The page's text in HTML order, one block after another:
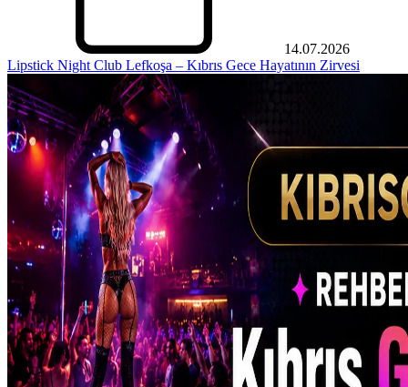
14.07.2026
Lipstick Night Club Lefkoşa – Kıbrıs Gece Hayatının Zirvesi